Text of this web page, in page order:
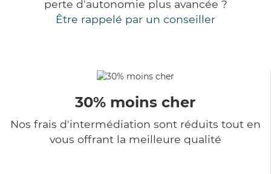
perte d'autonomie plus avancée ?
Être rappelé par un conseiller
30% moins cher
Nos frais d'intermédiation sont réduits tout en
vous offrant la meilleure qualité